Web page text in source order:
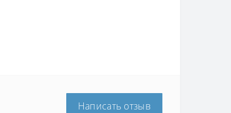
Написать отзыв